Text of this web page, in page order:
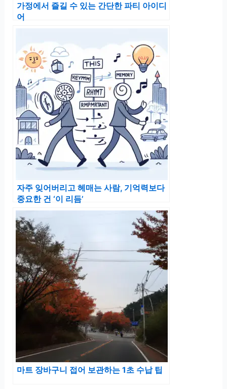
가정에서 즐길 수 있는 간단한 파티 아이디
어
자주 잊어버리고 헤매는 사람, 기억력보다
중요한 건 ‘이 리듬’
마트 장바구니 접어 보관하는 1초 수납 팁